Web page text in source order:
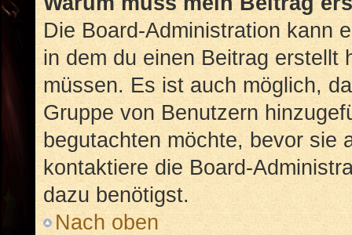
Die Board-Administration kann
in dem du einen Beitrag erstellt
müssen. Es ist auch möglich,
Gruppe von Benutzern
begutachten möchte, bevor sie
kontaktiere die Board-
dazu benötigst.
Nach oben